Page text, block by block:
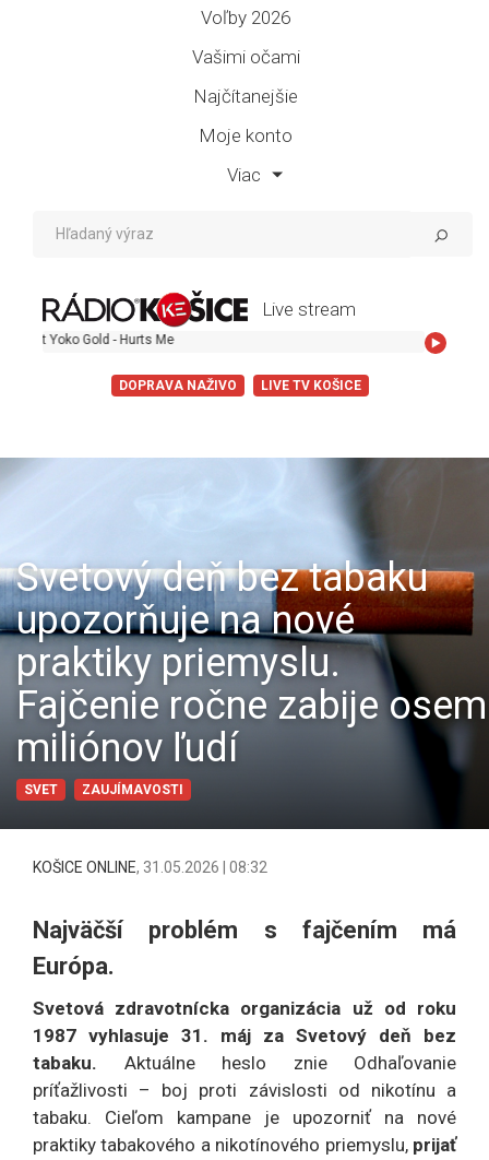
Voľby 2026
Vašimi očami
Najčítanejšie
Moje konto
Viac
Live stream
Gold - Hurts Me
DOPRAVA NAŽIVO LIVE TV KOŠICE
Svetový deň bez tabaku
upozorňuje na nové
praktiky priemyslu.
Fajčenie ročne zabije osem
miliónov ľudí
SVET ZAUJÍMAVOSTI
KOŠICE ONLINE, 31.05.2026 | 08:32
Najväčší problém s fajčením má
Európa.
Svetová zdravotnícka organizácia už od roku
1987 vyhlasuje 31. máj za Svetový deň bez
tabaku. Aktuálne heslo znie Odhaľovanie
príťažlivosti – boj proti závislosti od nikotínu a
tabaku. Cieľom kampane je upozorniť na nové
praktiky tabakového a nikotínového priemyslu, prijať